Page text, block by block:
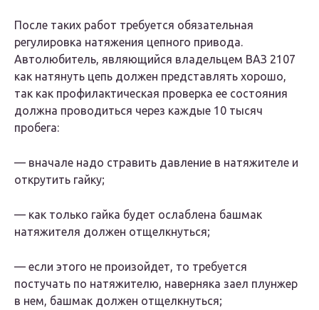
После таких работ требуется обязательная
регулировка натяжения цепного привода.
Автолюбитель, являющийся владельцем ВАЗ 2107
как натянуть цепь должен представлять хорошо,
так как профилактическая проверка ее состояния
должна проводиться через каждые 10 тысяч
пробега:
— вначале надо стравить давление в натяжителе и
открутить гайку;
— как только гайка будет ослаблена башмак
натяжителя должен отщелкнуться;
— если этого не произойдет, то требуется
постучать по натяжителю, наверняка заел плунжер
в нем, башмак должен отщелкнуться;